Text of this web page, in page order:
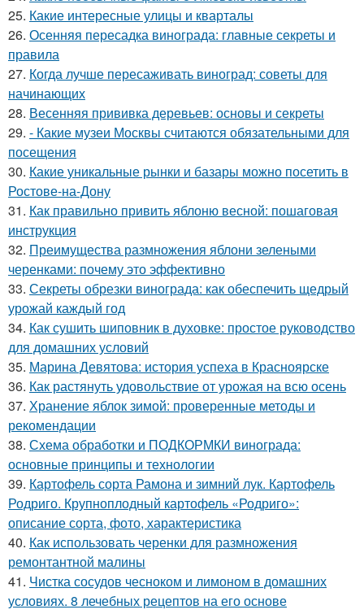
25. Какие интересные улицы и кварталы
26. Осенняя пересадка винограда: главные секреты и
правила
27. Когда лучше пересаживать виноград: советы для
начинающих
28. Весенняя прививка деревьев: основы и секреты
29. - Какие музеи Москвы считаются обязательными для
посещения
30. Какие уникальные рынки и базары можно посетить в
Ростове-на-Дону
31. Как правильно привить яблоню весной: пошаговая
инструкция
32. Преимущества размножения яблони зелеными
черенками: почему это эффективно
33. Секреты обрезки винограда: как обеспечить щедрый
урожай каждый год
34. Как сушить шиповник в духовке: простое руководство
для домашних условий
35. Марина Девятова: история успеха в Красноярске
36. Как растянуть удовольствие от урожая на всю осень
37. Хранение яблок зимой: проверенные методы и
рекомендации
38. Схема обработки и ПОДКОРМКИ винограда:
основные принципы и технологии
39. Картофель сорта Рамона и зимний лук. Картофель
Родриго. Крупноплодный картофель «Родриго»:
описание сорта, фото, характеристика
40. Как использовать черенки для размножения
ремонтантной малины
41. Чистка сосудов чесноком и лимоном в домашних
условиях. 8 лечебных рецептов на его основе